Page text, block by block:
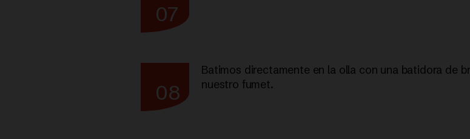
07
08
Batimos directamente en la olla con una batidora de
nuestro fumet.